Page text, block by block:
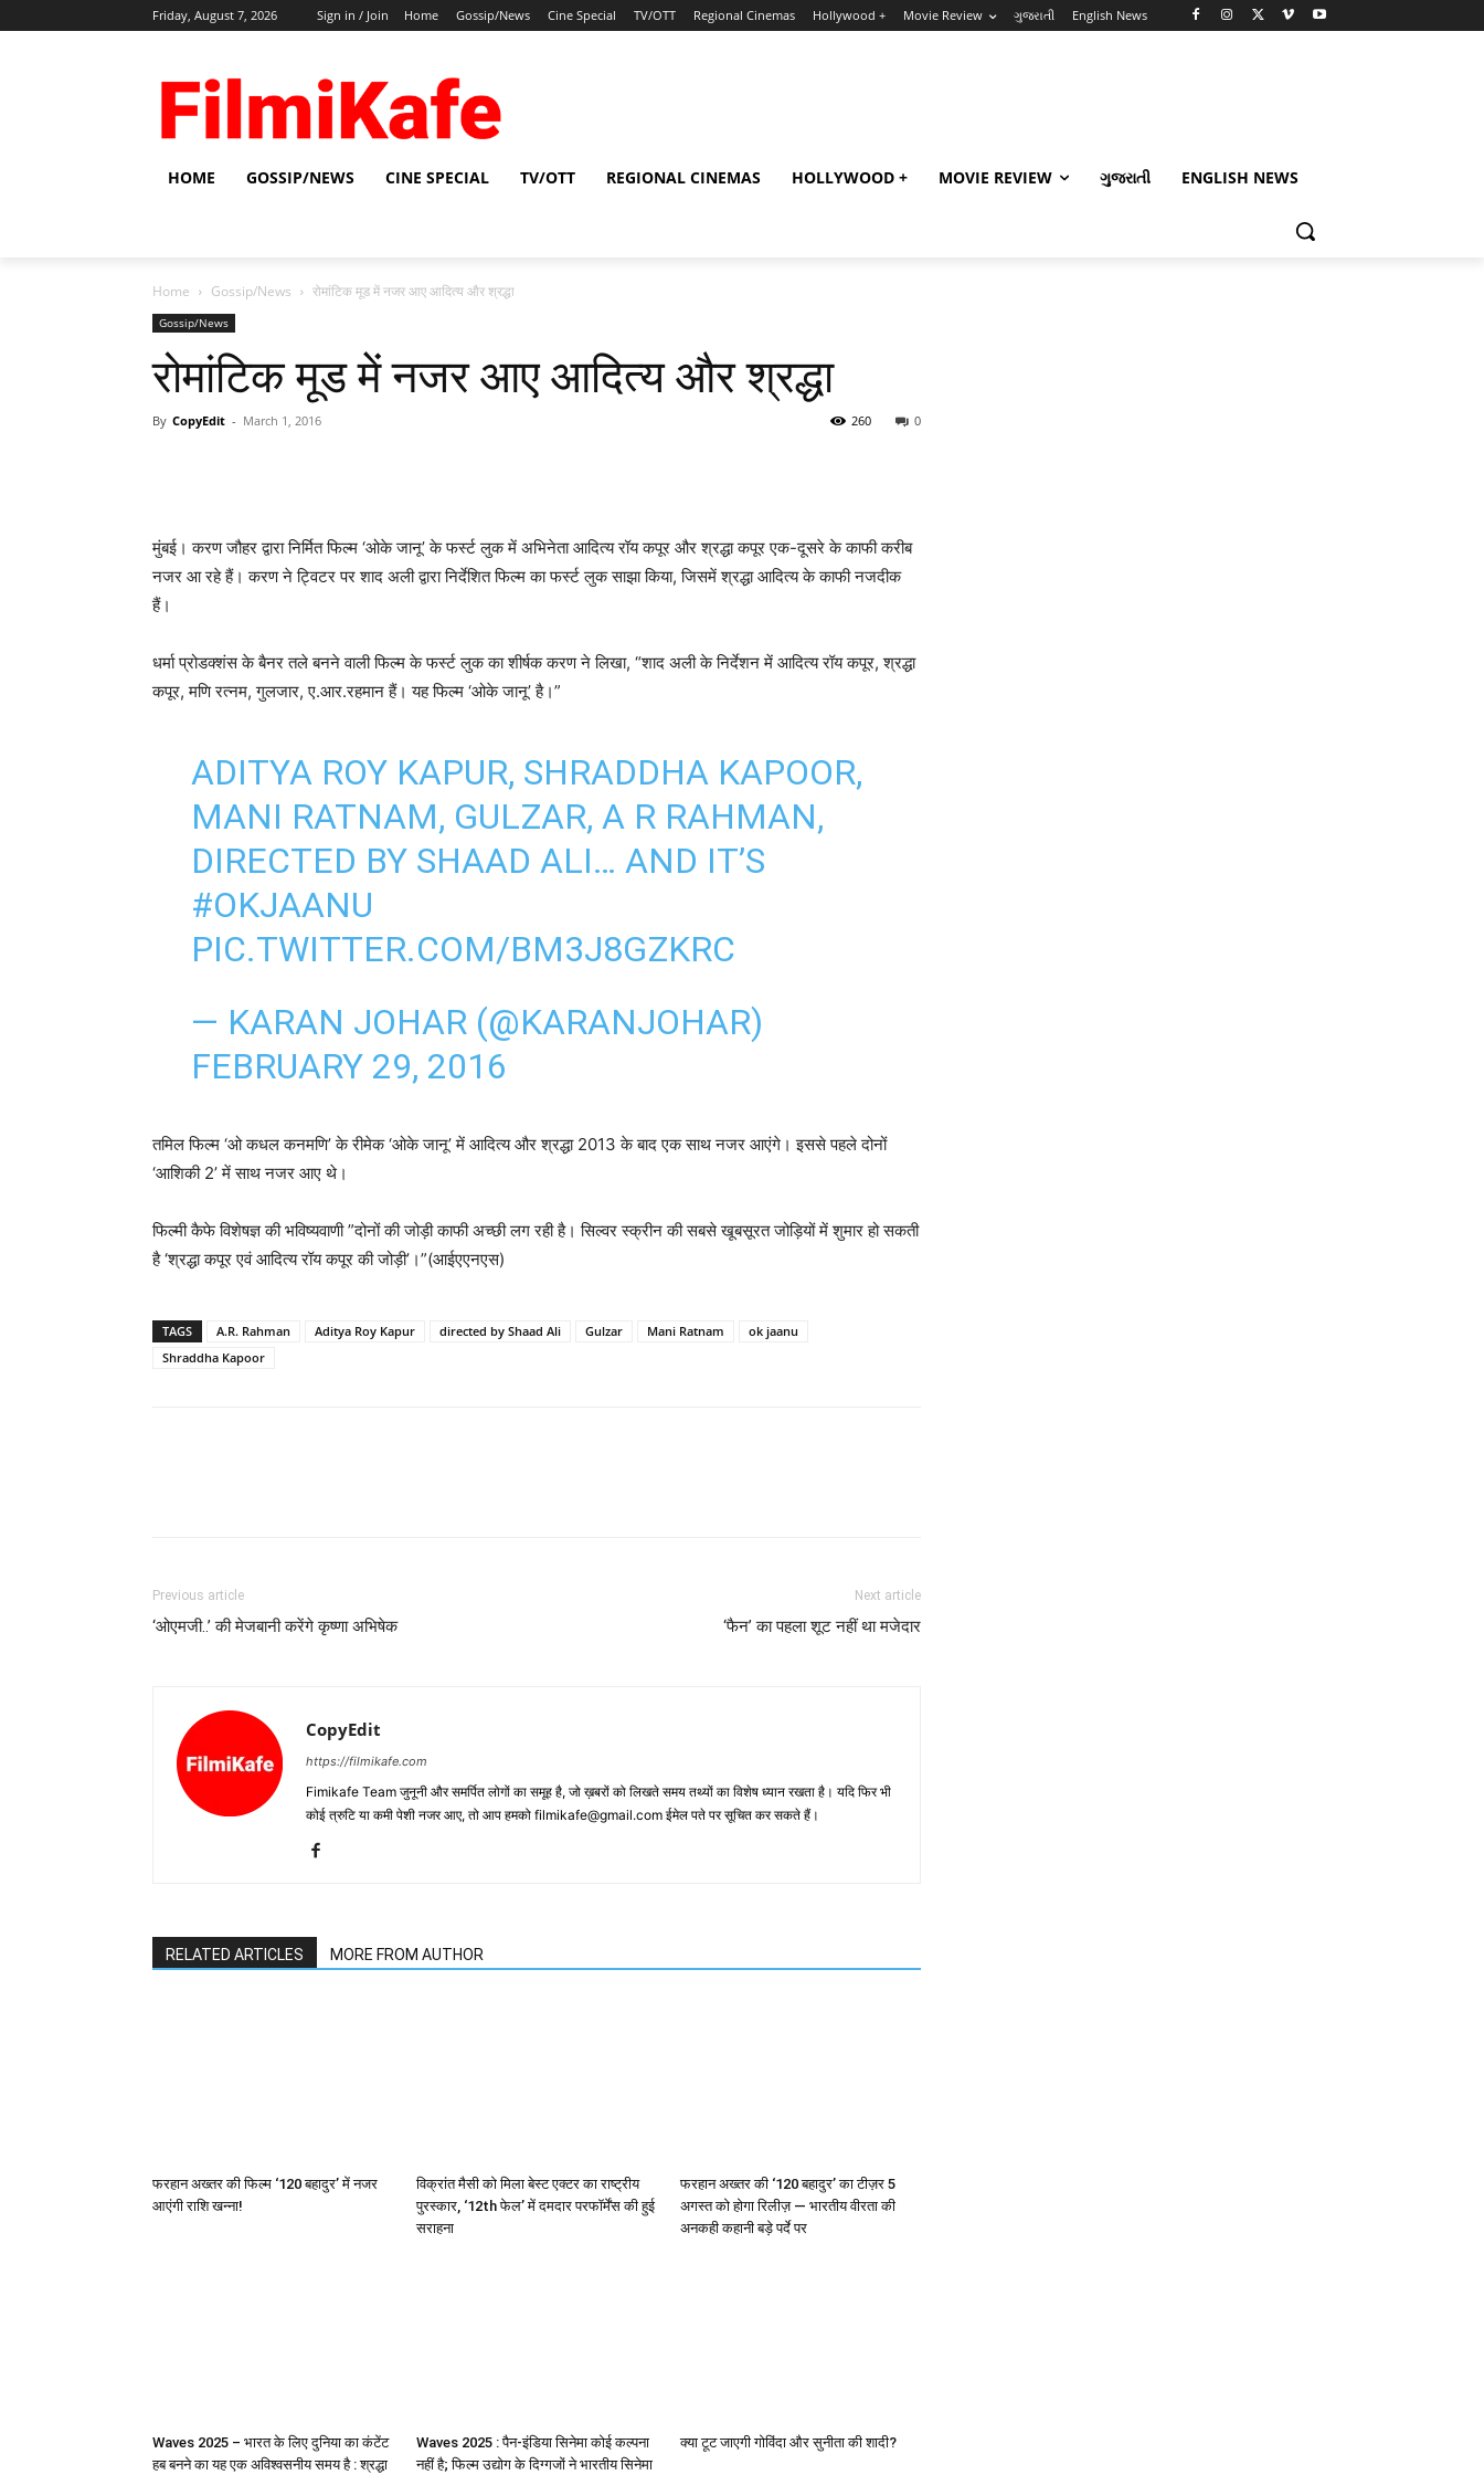
Friday, August 7, 2026 Sign in / Join Home Gossip/News Cine Special TV/OTT Regional Cinemas Hollywood + Movie Review ગુજરાતી English News
HOME GOSSIP/NEWS CINE SPECIAL TV/OTT REGIONAL CINEMAS HOLLYWOOD + MOVIE REVIEW ગુજરાતી ENGLISH NEWS
Home Gossip/News रोमांटिक मूड में नजर आए आदित्य और श्रद्धा
Gossip/News
रोमांटिक मूड में नजर आए आदित्य और श्रद्धा
By CopyEdit - March 1, 2016 0
260
मुंबई। करण जौहर द्वारा निर्मित फिल्म ‘ओके जानू’ के फर्स्ट लुक में अभिनेता आदित्य रॉय कपूर और श्रद्धा कपूर एक-दूसरे के काफी करीब
नजर आ रहे हैं। करण ने ट्विटर पर शाद अली द्वारा निर्देशित फिल्म का फर्स्ट लुक साझा किया, जिसमें श्रद्धा आदित्य के काफी नजदीक
हैं।
धर्मा प्रोडक्शंस के बैनर तले बनने वाली फिल्म के फर्स्ट लुक का शीर्षक करण ने लिखा, “शाद अली के निर्देशन में आदित्य रॉय कपूर, श्रद्धा
कपूर, मणि रत्नम, गुलजार, ए.आर.रहमान हैं। यह फिल्म ‘ओके जानू’ है।”
ADITYA ROY KAPUR, SHRADDHA KAPOOR,
MANI RATNAM, GULZAR, A R RAHMAN,
DIRECTED BY SHAAD ALI… AND IT’S
#OKJAANU
PIC.TWITTER.COM/BM3J8GZKRC
— KARAN JOHAR (@KARANJOHAR)
FEBRUARY 29, 2016
तमिल फिल्म ‘ओ कधल कनमणि’ के रीमेक ‘ओके जानू’ में आदित्य और श्रद्धा 2013 के बाद एक साथ नजर आएंगे। इससे पहले दोनों
‘आशिकी 2’ में साथ नजर आए थे।
फिल्‍मी कैफे विशेषज्ञ की भविष्‍यवाणी ”दोनों की जोड़ी काफी अच्‍छी लग रही है। सिल्‍वर स्‍क्रीन की सबसे खूबसूरत जोड़ियों में शुमार हो सकती
है ‘श्रद्धा कपूर एवं आदित्‍य रॉय कपूर की जोड़ी’।”(आईएएनएस)
TAGS A.R. Rahman Aditya Roy Kapur directed by Shaad Ali Gulzar Mani Ratnam
ok jaanu
Shraddha Kapoor
Previous article
‘ओएमजी..’ की मेजबानी करेंगे कृष्णा अभिषेक
Next article
‘फैन’ का पहला शूट नहीं था मजेदार
CopyEdit
https://filmikafe.com
Fimikafe Team जुनूनी और समर्पित लोगों का समूह है, जो ख़बरों को लिखते समय तथ्‍यों का विशेष ध्‍यान रखता है। यदि फिर भी
कोई त्रुटि या कमी पेशी नजर आए, तो आप हमको filmikafe@gmail.com ईमेल पते पर सूचित कर सकते हैं।
RELATED ARTICLES MORE FROM AUTHOR
फरहान अख्तर की फिल्म ‘120 बहादुर’ में नजर
आएंगी राशि खन्ना!
विक्रांत मैसी को मिला बेस्ट एक्टर का राष्ट्रीय
पुरस्कार, ‘12th फेल’ में दमदार परफॉर्मेंस की हुई
सराहना
फरहान अख्तर की ‘120 बहादुर’ का टीज़र 5
अगस्त को होगा रिलीज़ — भारतीय वीरता की
अनकही कहानी बड़े पर्दे पर
Waves 2025 – भारत के लिए दुनिया का कंटेंट
हब बनने का यह एक अविश्वसनीय समय है : श्रद्धा
Waves 2025 : पैन-इंडिया सिनेमा कोई कल्पना
नहीं है; फिल्म उद्योग के दिग्गजों ने भारतीय सिनेमा
क्या टूट जाएगी गोविंदा और सुनीता की शादी?